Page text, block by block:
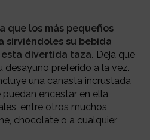
que los más pequeños
sirviéndoles su bebida
divertida taza. Deja que
desayuno preferido a la vez.
una canasta incrustada
puedan encestar en ella
entre otros muchos
chocolate o a cualquier